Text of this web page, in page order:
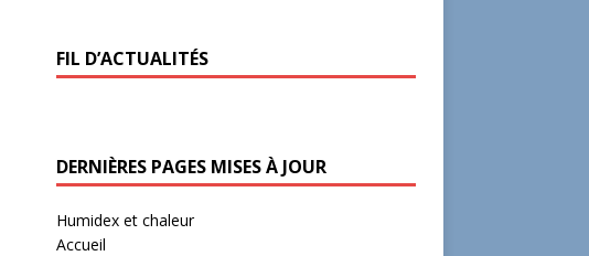
FIL D’ACTUALITÉS
DERNIÈRES PAGES MISES À JOUR
Humidex et chaleur
Accueil